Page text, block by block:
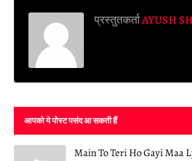
प्रस्तुतकर्ताAYUSH
आपको ये पोस्ट पसंद आ सकती हैं
Main To Teri Ho Gayi Maa